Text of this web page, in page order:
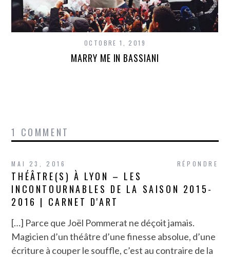
OCTOBRE 1, 2019
MARRY ME IN BASSIANI
1 COMMENT
RÉPONDRE
MAI 23, 2016
THÉÂTRE(S) À LYON – LES
INCONTOURNABLES DE LA SAISON 2015-
2016 | CARNET D'ART
[…] Parce que Joël Pommerat ne déçoit jamais.
Magicien d’un théâtre d’une finesse absolue, d’une
écriture à couper le souffle, c’est au contraire de la